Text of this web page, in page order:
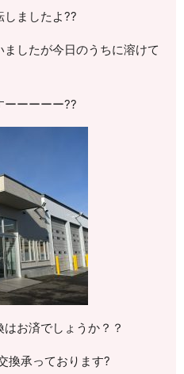
ましたよ??
したが今日のうちに溶けて
ーーーーー??
お済でしょうか？？
換承っております?